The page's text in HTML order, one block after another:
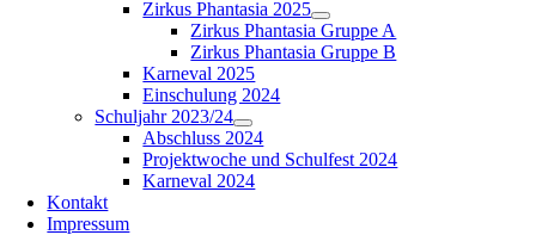
Zirkus Phantasia 2025
Zirkus Phantasia Gruppe A
Zirkus Phantasia Gruppe B
Karneval 2025
Einschulung 2024
Schuljahr 2023/24
Abschluss 2024
Projektwoche und Schulfest 2024
Karneval 2024
Kontakt
Impressum